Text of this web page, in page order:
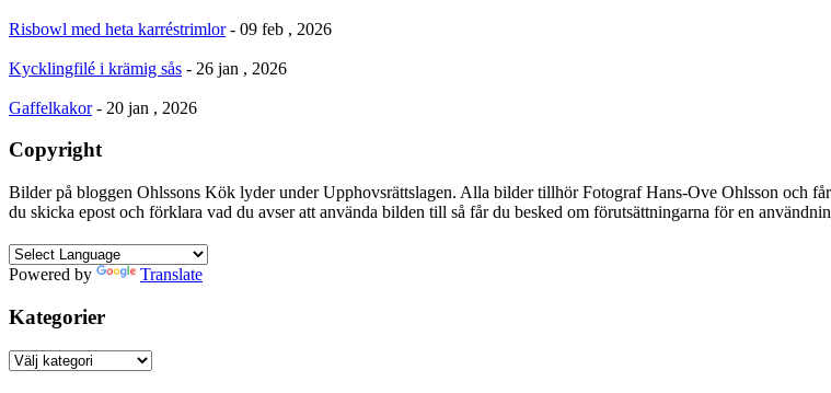
Risbowl med heta karréstrimlor - 09 feb , 2026
Kycklingfilé i krämig sås - 26 jan , 2026
Gaffelkakor - 20 jan , 2026
Copyright
Bilder på bloggen Ohlssons Kök lyder under Upphovsrättslagen. Alla bilder tillhör Fotograf Hans-Ove Ohlsson och
du skicka epost och förklara vad du avser att använda bilden till så får du besked om förutsättningarna för en
Powered by Translate
Kategorier
Kategorier